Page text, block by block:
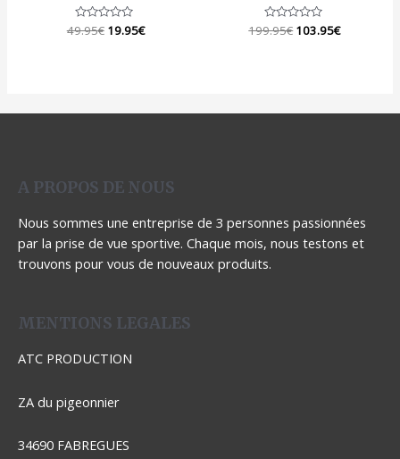
Note
0
49.95€ 19.95€
Note
0
199.95€ 103.95€
A PROPOS DE NOUS
Nous sommes une entreprise de 3 personnes passionnées
par la prise de vue sportive. Chaque mois, nous testons et
trouvons pour vous de nouveaux produits.
MENTIONS LEGALES
ATC PRODUCTION
ZA du pigeonnier
34690 FABREGUES